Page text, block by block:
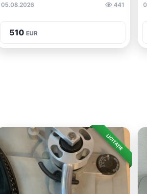
05.08.2026
441
510 EUR
LICITAȚIE